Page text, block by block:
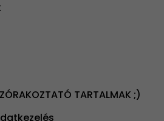
TARTALMAK ;)